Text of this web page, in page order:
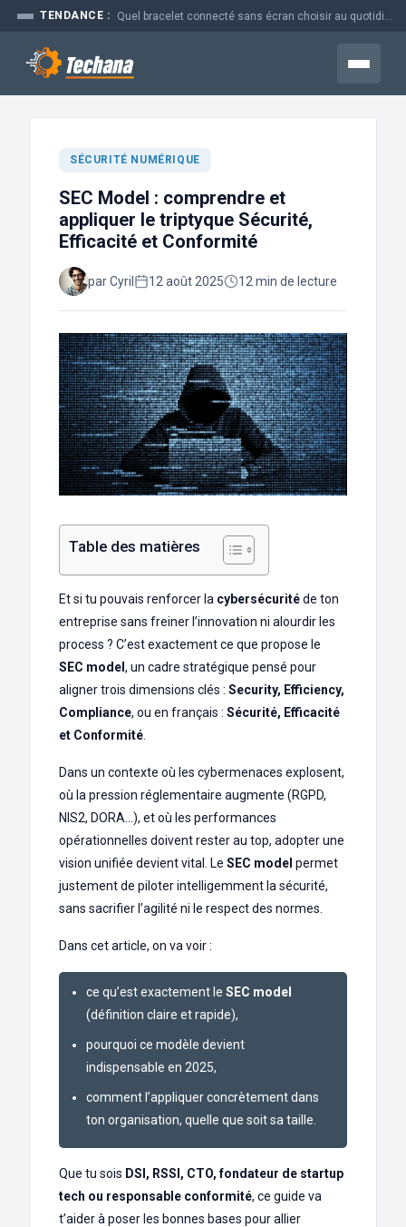
Aller
contenu
TENDANCE :
Menu
SÉCURITÉ NUMÉRIQUE
SEC Model : comprendre et
appliquer le triptyque Sécurité,
Efficacité et Conformité
par Cyril 12 août 2025 12 min de lecture
Table des matières
Et si tu pouvais renforcer la cybersécuritéde ton
entreprise sans freiner l’innovation ni alourdir les
process ? C’est exactement ce que propose le
SEC model , un cadre stratégique pensé pour
aligner trois dimensions clés : Security, Efficiency,
Compliance, ou en français : Sécurité, Efficacité
et Conformité
Dans un contexte où les cybermenaces explosent,
où la pression réglementaire augmente (RGPD,
NIS2, DORA…), et où les performances
opérationnelles doivent rester au top, adopter une
vision unifiée devient vital. Le SEC model permet
justement de piloter intelligemment la sécurité,
sans sacrifier l’agilité ni le respect des normes.
Dans cet article, on va voir :
ce qu’est exactement le SEC model
(définition claire et rapide),
pourquoi ce modèle devient
indispensable en 2025,
comment l’appliquer concrètement dans
ton organisation, quelle que soit sa taille.
Que tu sois DSI, RSSI, CTO, fondateur de startup
tech ou responsable conformité, ce guide va
t’aider à poser les bonnes bases pour allier